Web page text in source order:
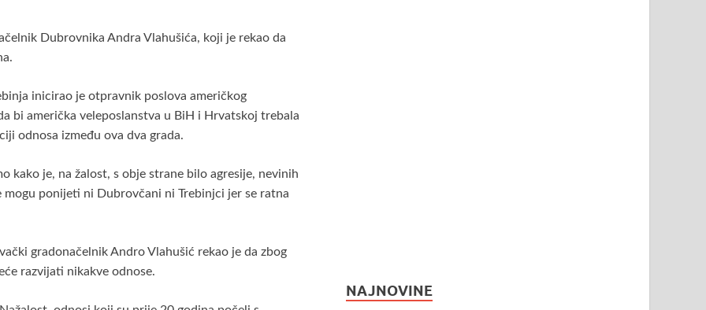
Dubrovnika Andra Vlahušića, koji je rekao da
inicirao je otpravnik poslova američkog
bi američka veleposlanstva u BiH i Hrvatskoj trebala
odnosa između ova dva grada.
kako je, na žalost, s obje strane bilo agresije, nevinih
ponijeti ni Dubrovčani ni Trebinjci jer se ratna
gradonačelnik Andro Vlahušić rekao je da zbog
razvijati nikakve odnose.
NAJNOVINE